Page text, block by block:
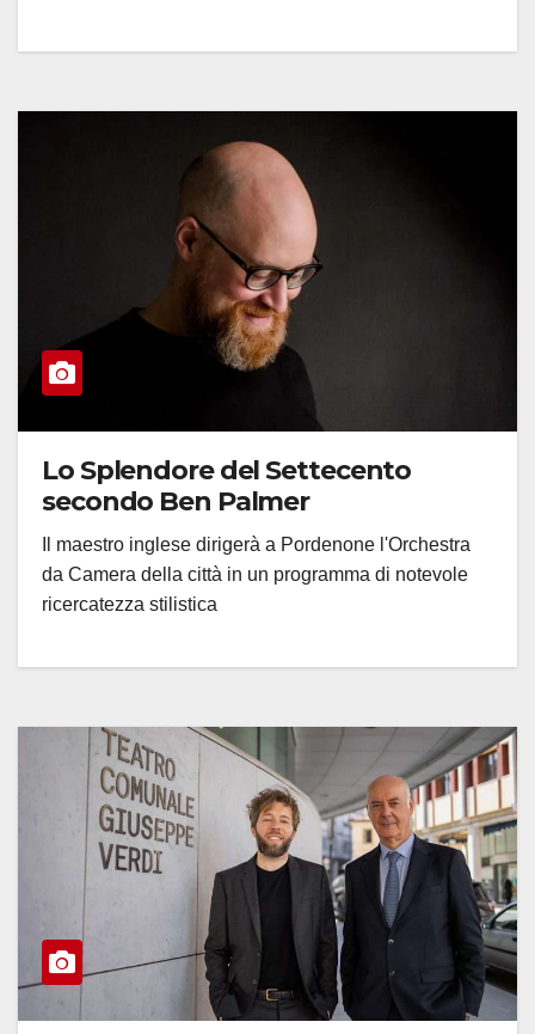
Lo Splendore del Settecento
secondo Ben Palmer
Il maestro inglese dirigerà a Pordenone l'Orchestra
da Camera della città in un programma di notevole
ricercatezza stilistica